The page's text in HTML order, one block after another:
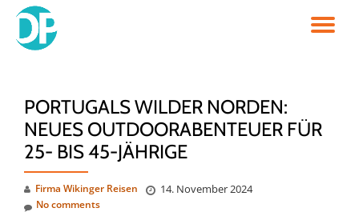
Skip
PORTUGALS WILDER NORDEN:
NEUES OUTDOORABENTEUER FÜR
25- BIS 45-JÄHRIGE
Firma Wikinger Reisen 14. November 2024
No comments